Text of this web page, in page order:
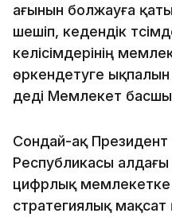
ағынын болжауға
шешіп, кедендік
келісімдерінің
өркендетуге
деді Мемлекет
Сондай-ақ Президент
Республикасы
цифрлық мемлекетке
стратегиялық